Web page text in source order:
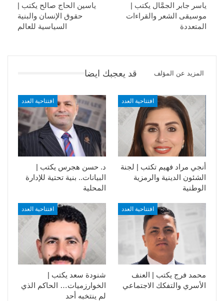
ياسين الحاج صالح يكتب |
حقوق الإنسان والبنية
السياسية للعالم
ياسر جابر الجمَّال يكتب |
موسيقى الشعر والقراءات
المتعددة
قد يعجبك ايضا المزيد عن المؤلف
افتتاحية العدد
د. حسن هجرس يكتب |
البيانات.. بنية تحتية للإدارة
المحلية
افتتاحية العدد
أنجي مراد فهيم تكتب | لجنة
الشئون الدينية والرمزية
الوطنية
افتتاحية العدد
شنودة سعد يكتب |
الخوارزميات… الحاكم الذي
لم ينتخبه أحد
افتتاحية العدد
محمد فرج يكتب | العنف
الأسري والتفكك الاجتماعي